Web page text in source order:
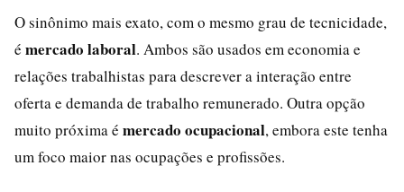
O sinônimo mais exato, com o mesmo grau de tecnicidade,
é mercado laboral. Ambos são usados em economia e
relações trabalhistas para descrever a interação entre
oferta e demanda de trabalho remunerado. Outra opção
muito próxima é mercado ocupacional, embora este tenha
um foco maior nas ocupações e profissões.